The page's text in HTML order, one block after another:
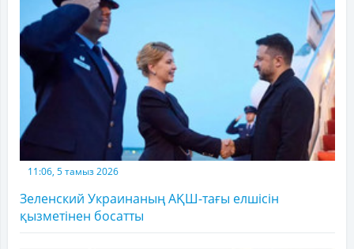
11:06, 5 тамыз 2026
Зеленский Украинаның АҚШ-тағы елшісін
қызметінен босатты